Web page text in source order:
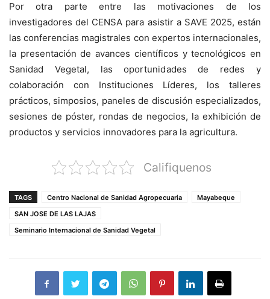
Por otra parte entre las motivaciones de los
investigadores del CENSA para asistir a SAVE 2025, están
las conferencias magistrales con expertos internacionales,
la presentación de avances científicos y tecnológicos en
Sanidad Vegetal, las oportunidades de redes y
colaboración con Instituciones Líderes, los talleres
prácticos, simposios, paneles de discusión especializados,
sesiones de póster, rondas de negocios, la exhibición de
productos y servicios innovadores para la agricultura.
Califiquenos
TAGS Centro Nacional de Sanidad Agropecuaria
Mayabeque
SAN JOSE DE LAS LAJAS
Seminario Internacional de Sanidad Vegetal